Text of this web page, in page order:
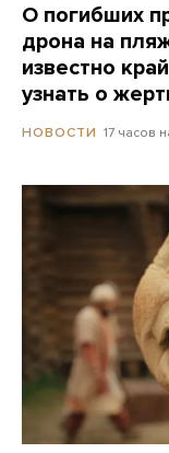
О погибших
дрона на
известно
узнать о
НОВОСТИ 17 часов